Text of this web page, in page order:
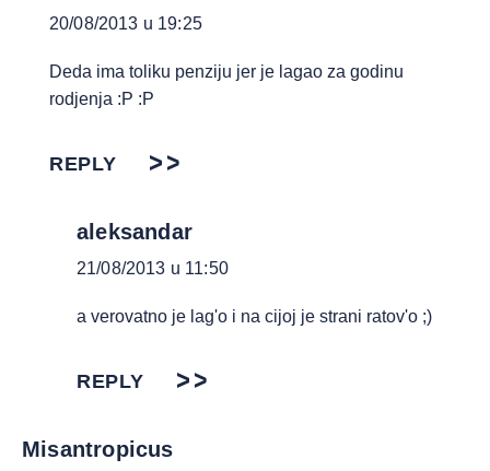
20/08/2013 u 19:25
Deda ima toliku penziju jer je lagao za godinu
rodjenja :P :P
REPLY
aleksandar
21/08/2013 u 11:50
a verovatno je lag'o i na cijoj je strani ratov'o ;)
REPLY
Misantropicus